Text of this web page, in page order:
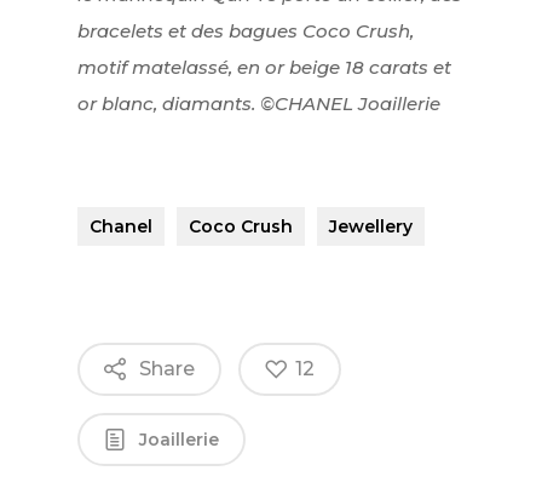
bracelets et des bagues Coco Crush,
motif matelassé, en or beige 18 carats et
or blanc, diamants. ©CHANEL Joaillerie
Chanel Coco Crush Jewellery
Share 12
Joaillerie